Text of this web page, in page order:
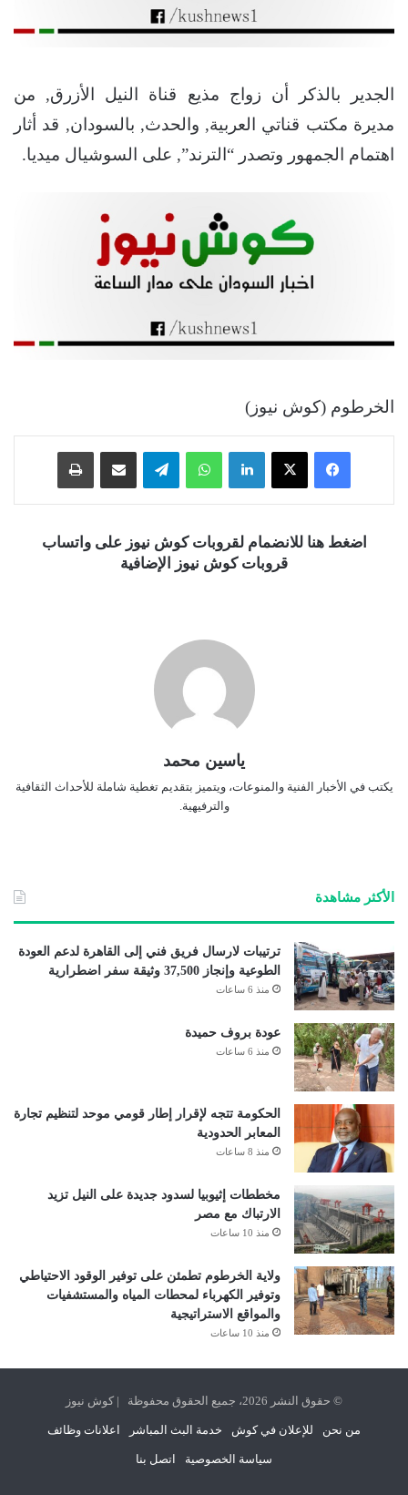
الجدير بالذكر أن زواج مذيع قناة النيل الأزرق, من
مديرة مكتب قناتي العربية, والحدث, بالسودان, قد أثار
اهتمام الجمهور وتصدر “الترند”, على السوشيال ميديا.
الخرطوم (كوش نيوز)
فيسبوك ‫X لينكدإن واتساب تيلقرام
اضغط هنا للانضمام لقروبات كوش نيوز على واتساب
قروبات كوش نيوز الإضافية
ياسين محمد
يكتب في الأخبار الفنية والمنوعات، ويتميز بتقديم تغطية شاملة للأحداث الثقافية
والترفيهية.
الأكثر مشاهدة
ترتيبات لارسال فريق فني إلى القاهرة لدعم العودة
الطوعية وإنجاز 37,500 وثيقة سفر اضطرارية
منذ 6 ساعات
عودة بروف حميدة
منذ 6 ساعات
الحكومة تتجه لإقرار إطار قومي موحد لتنظيم تجارة
المعابر الحدودية
منذ 8 ساعات
مخططات إثيوبيا لسدود جديدة على النيل تزيد
الارتباك مع مصر
منذ 10 ساعات
ولاية الخرطوم تطمئن على توفير الوقود الاحتياطي
وتوفير الكهرباء لمحطات المياه والمستشفيات
والمواقع الاستراتيجية
منذ 10 ساعات
© حقوق النشر 2026، جميع الحقوق محفوظة | كوش نيوز
من نحن للإعلان في كوش خدمة البث المباشر اعلانات وظائف
سياسة الخصوصية اتصل بنا